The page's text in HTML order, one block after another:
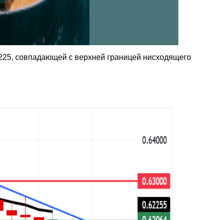
совпадающей с верхней границей нисходящего